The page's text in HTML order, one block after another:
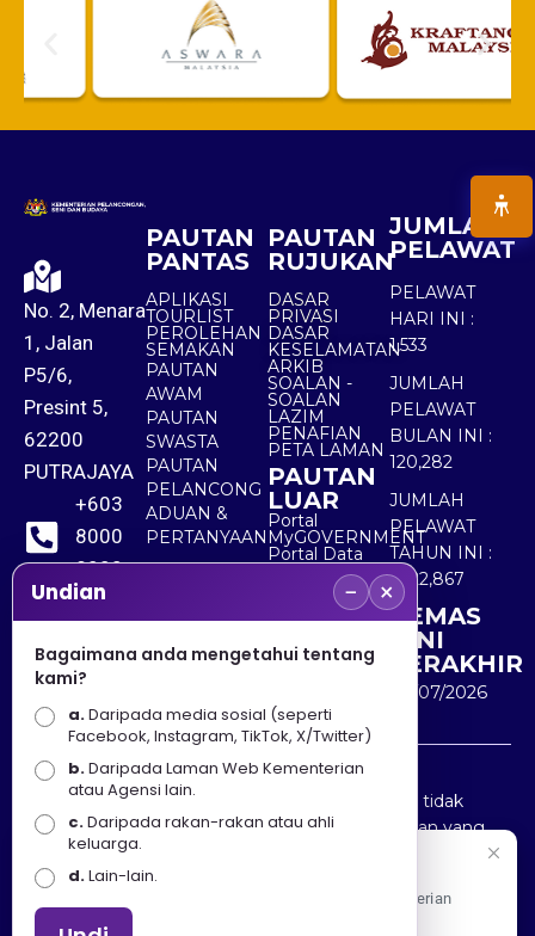
No. 2, Menara
1, Jalan
P5/6,
Presint 5,
62200
PUTRAJAYA
+603
8000
8000
+603
8891
7100
PAUTAN
PANTAS
APLIKASI
TOURLIST
PEROLEHAN
SEMAKAN
PAUTAN
AWAM
PAUTAN
SWASTA
PAUTAN
PELANCONG
ADUAN &
PERTANYAAN
PAUTAN
RUJUKAN
DASAR
PRIVASI
DASAR
KESELAMATAN
ARKIB
SOALAN -
SOALAN
LAZIM
PENAFIAN
PETA LAMAN
PAUTAN
LUAR
Portal
MyGOVERNMENT
Portal Data
Terbuka
Sektor Awam
JUMLAH
PELAWAT
PELAWAT
HARI INI :
1,533
JUMLAH
PELAWAT
BULAN INI :
120,282
JUMLAH
PELAWAT
TAHUN INI :
5,522,867
KEMAS
KINI
TERAKHIR
30/07/2026
Penafian : Kerajaan Malaysia dan Kementerian
Pelancongan Seni dan Budaya (MOTAC) adalah tidak
bertanggungjawab atas kehilangan atau kerugian yang
disebabkan oleh penggunaan mana-mana maklumat
yang diperolehi dari portal ini.
Undian − ×
Bagaimana anda mengetahui tentang
kami?
a.Daripada media sosial (seperti
Facebook, Instagram, TikTok, X/Twitter)
b.Daripada Laman Web Kementerian
atau Agensi lain.
c.Daripada rakan-rakan atau ahli
keluarga.
d.Lain-lain.
Apa Khabar! Selamat datang ke Portal Rasmi Kementerian
Pelancongan, Seni dan Budaya